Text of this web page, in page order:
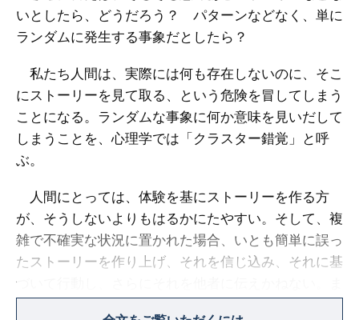
いとしたら、どうだろう？ パターンなどなく、単に
ランダムに発生する事象だとしたら？
私たち人間は、実際には何も存在しないのに、そこ
にストーリーを見て取る、という危険を冒してしまう
ことになる。ランダムな事象に何か意味を見いだして
しまうことを、心理学では「クラスター錯覚」と呼
ぶ。
人間にとっては、体験を基にストーリーを作る方
が、そうしないよりもはるかにたやすい。そして、複
雑で不確実な状況に置かれた場合、いとも簡単に誤っ
たストーリーを作り上げ、それを信じ込み、それに基
づいて行動し、さらにそれを他者に伝えかねない。ま